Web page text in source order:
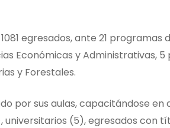
egresados, ante 21
Económicas y Administrativas,
y Forestales.
por sus aulas, capacitándose
(5), egresados con